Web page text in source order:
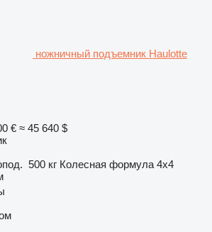
ножничный подъемник Haulotte
€ ≈ 45 640 $
500 кг Колесная формула 4x4